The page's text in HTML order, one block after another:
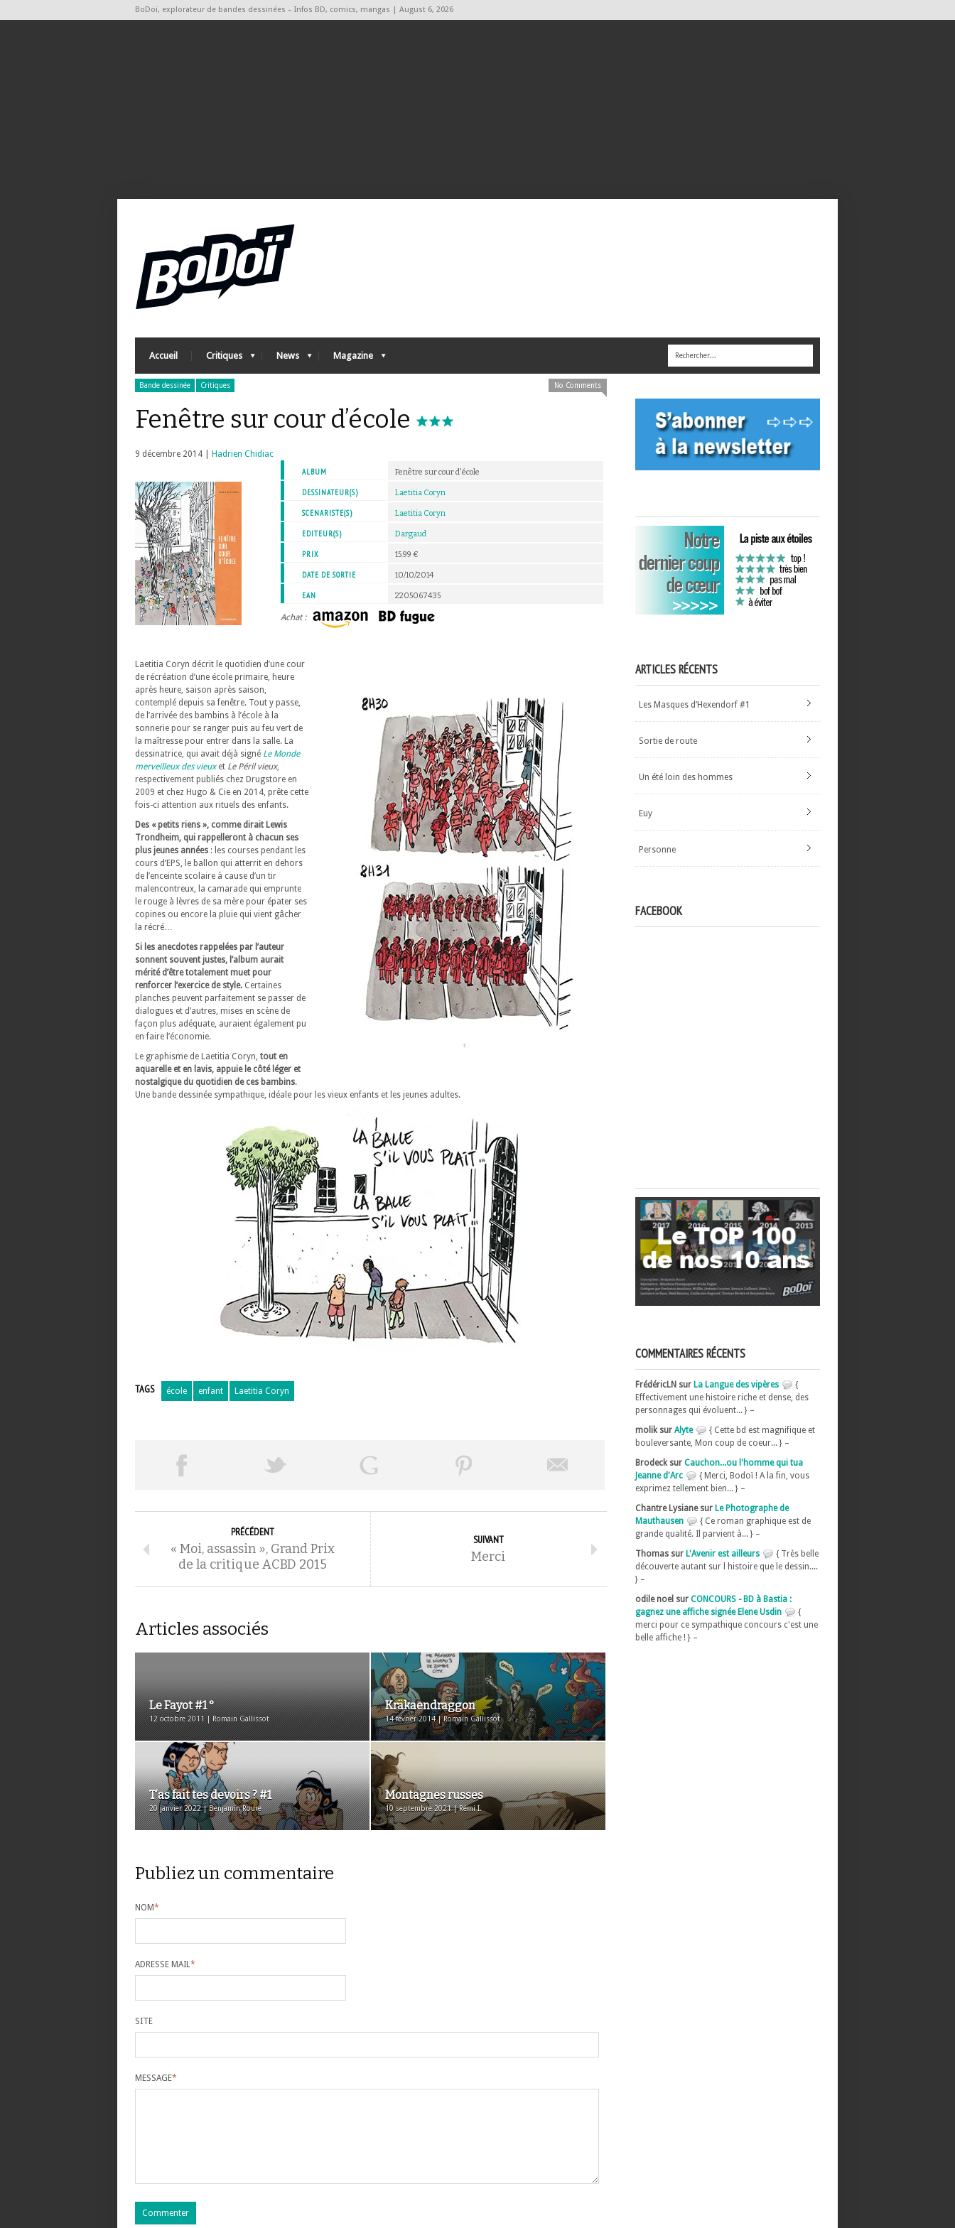
BoDoï, explorateur de bandes dessinées – Infos BD, comics, mangas | August 6, 2026
Accueil Critiques News Magazine
Bande dessinée Critiques No Comments
Fenêtre sur cour d’école
9 décembre 2014 |
Hadrien Chidiac
ALBUM
Fenêtre sur cour d'école
DESSINATEUR(S) Laetitia Coryn
SCENARISTE(S) Laetitia Coryn
EDITEUR(S) Dargaud
PRIX 15.99 €
DATE DE SORTIE 10/10/2014
EAN 2205067435
Achat :
Laetitia Coryn décrit le quotidien d’une cour
de récréation d’une école primaire, heure
après heure, saison après saison,
contemplé depuis sa fenêtre. Tout y passe,
de l’arrivée des bambins à l’école à la
sonnerie pour se ranger puis au feu vert de
la maîtresse pour entrer dans la salle. La
dessinatrice, qui avait déjà signé Le Monde
merveilleux des vieux et Le Péril vieux,
respectivement publiés chez Drugstore en
2009 et chez Hugo & Cie en 2014, prête cette
fois-ci attention aux rituels des enfants.
Des « petits riens », comme dirait Lewis
Trondheim, qui rappelleront à chacun ses
plus jeunes années : les courses pendant les
cours d’EPS, le ballon qui atterrit en dehors
de l’enceinte scolaire à cause d’un tir
malencontreux, la camarade qui emprunte
le rouge à lèvres de sa mère pour épater ses
copines ou encore la pluie qui vient gâcher
la récré…
Si les anecdotes rappelées par l’auteur
sonnent souvent justes, l’album aurait
mérité d’être totalement muet pour
renforcer l’exercice de style. Certaines
planches peuvent parfaitement se passer de
dialogues et d’autres, mises en scène de
façon plus adéquate, auraient également pu
en faire l’économie.
Le graphisme de Laetitia Coryn, tout en
aquarelle et en lavis, appuie le côté léger et
nostalgique du quotidien de ces bambins.
Une bande dessinée sympathique, idéale pour les vieux enfants et les jeunes adultes.
TAGS école enfant Laetitia Coryn
PRÉCÉDENT
« Moi, assassin », Grand Prix
de la critique ACBD 2015
SUIVANT
Merci
Articles associés
Le Fayot #1 °
12 octobre 2011 | Romain Gallissot
Kräkaendraggon
14 février 2014 | Romain Gallissot
T’as fait tes devoirs ? #1
20 janvier 2022 | Benjamin Roure
Montagnes russes
10 septembre 2021 | Rémi I.
Publiez un commentaire
NOM*
ADRESSE MAIL*
SITE
MESSAGE*
ARTICLES RÉCENTS
Les Masques d’Hexendorf #1
Sortie de route
Un été loin des hommes
Euy
Personne
FACEBOOK
COMMENTAIRES RÉCENTS
FrédéricLN sur La Langue des vipères
{
Effectivement une histoire riche et dense, des
personnages qui évoluent... } –
molik sur Alyte
{ Cette bd est magnifique et
bouleversante, Mon coup de coeur... } –
Brodeck sur Cauchon...ou l'homme qui tua
Jeanne d'Arc
{ Merci, Bodoï ! A la fin, vous
exprimez tellement bien... } –
Chantre Lysiane sur Le Photographe de
Mauthausen
{ Ce roman graphique est de
grande qualité. Il parvient à... } –
Thomas sur L'Avenir est ailleurs
{ Très belle
découverte autant sur l histoire que le dessin....
} –
odile noel sur CONCOURS - BD à Bastia :
gagnez une affiche signée Elene Usdin
{
merci pour ce sympathique concours c'est une
belle affiche ! } –